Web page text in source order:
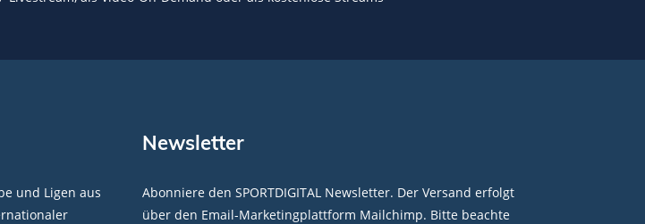
und Ligen aus
Newsletter
Abonniere den SPORTDIGITAL Newsletter. Der Versand erfolgt
über den Email-Marketingplattform Mailchimp. Bitte beachte